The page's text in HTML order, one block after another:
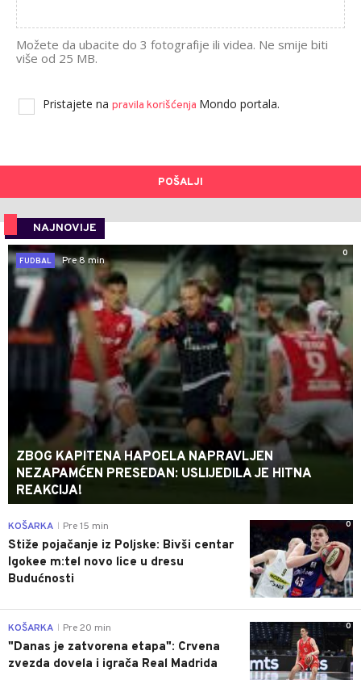
Možete da ubacite do 3 fotografije ili videa. Ne smije biti
više od 25 MB.
Pristajete na pravila korišćenja Mondo portala.
POŠALJI
NAJNOVIJE
0
FUDBAL
Pre 8 min
ZBOG KAPITENA HAPOELA NAPRAVLJEN
NEZAPAMĆEN PRESEDAN: USLIJEDILA JE HITNA
REAKCIJA!
0
KOŠARKA Pre 15 min
Stiže pojačanje iz Poljske: Bivši centar
Igokee m:tel novo lice u dresu
Budućnosti
0
KOŠARKA Pre 20 min
"Danas je zatvorena etapa": Crvena
zvezda dovela i igrača Real Madrida